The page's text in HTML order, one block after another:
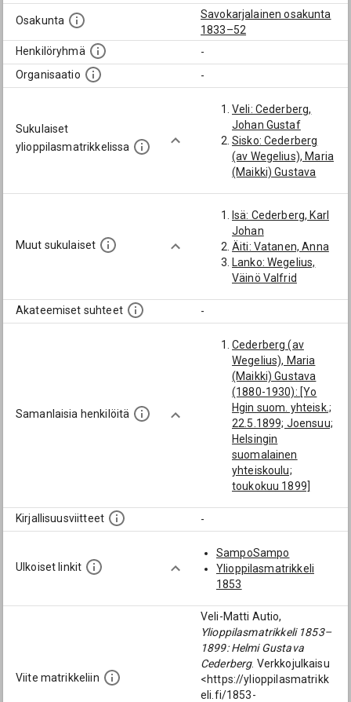
Osakunta
Savokarjalainen osakunta
1833–52
Henkilöryhmä
-
Organisaatio
-
Sukulaiset
ylioppilasmatrikkelissa
Veli: Cederberg,
Johan Gustaf
Sisko: Cederberg
(av Wegelius), Maria
(Maikki) Gustava
Muut sukulaiset
Isä: Cederberg, Karl
Johan
Äiti: Vatanen, Anna
Lanko: Wegelius,
Väinö Valfrid
Akateemiset suhteet -
Samanlaisia henkilöitä
Cederberg (av
Wegelius), Maria
(Maikki) Gustava
(1880-1930): [Yo
Hgin suom. yhteisk.;
22.5.1899; Joensuu;
Helsingin
suomalainen
yhteiskoulu;
toukokuu 1899]
Charlotta (1881-
1961): [Yo Hgin
suom. yhteisk.;
22.5.1899; Helsingin
yhteiskoulu;
toukokuu 1899]
Churberg, Lyyli
(1881-1919): [Yo
Hgin suom. yhteisk.;
22.5.1899; Helsingin
Kirjallisuusviitteet -
Ulkoiset linkit
SampoSampo
Ylioppilasmatrikkeli
1853
Viite matrikkeliin
Veli-Matti Autio,
Ylioppilasmatrikkeli 1853–
1899: Helmi Gustava
Cederberg. Verkkojulkaisu
<https://ylioppilasmatrikk
eli.fi/1853-